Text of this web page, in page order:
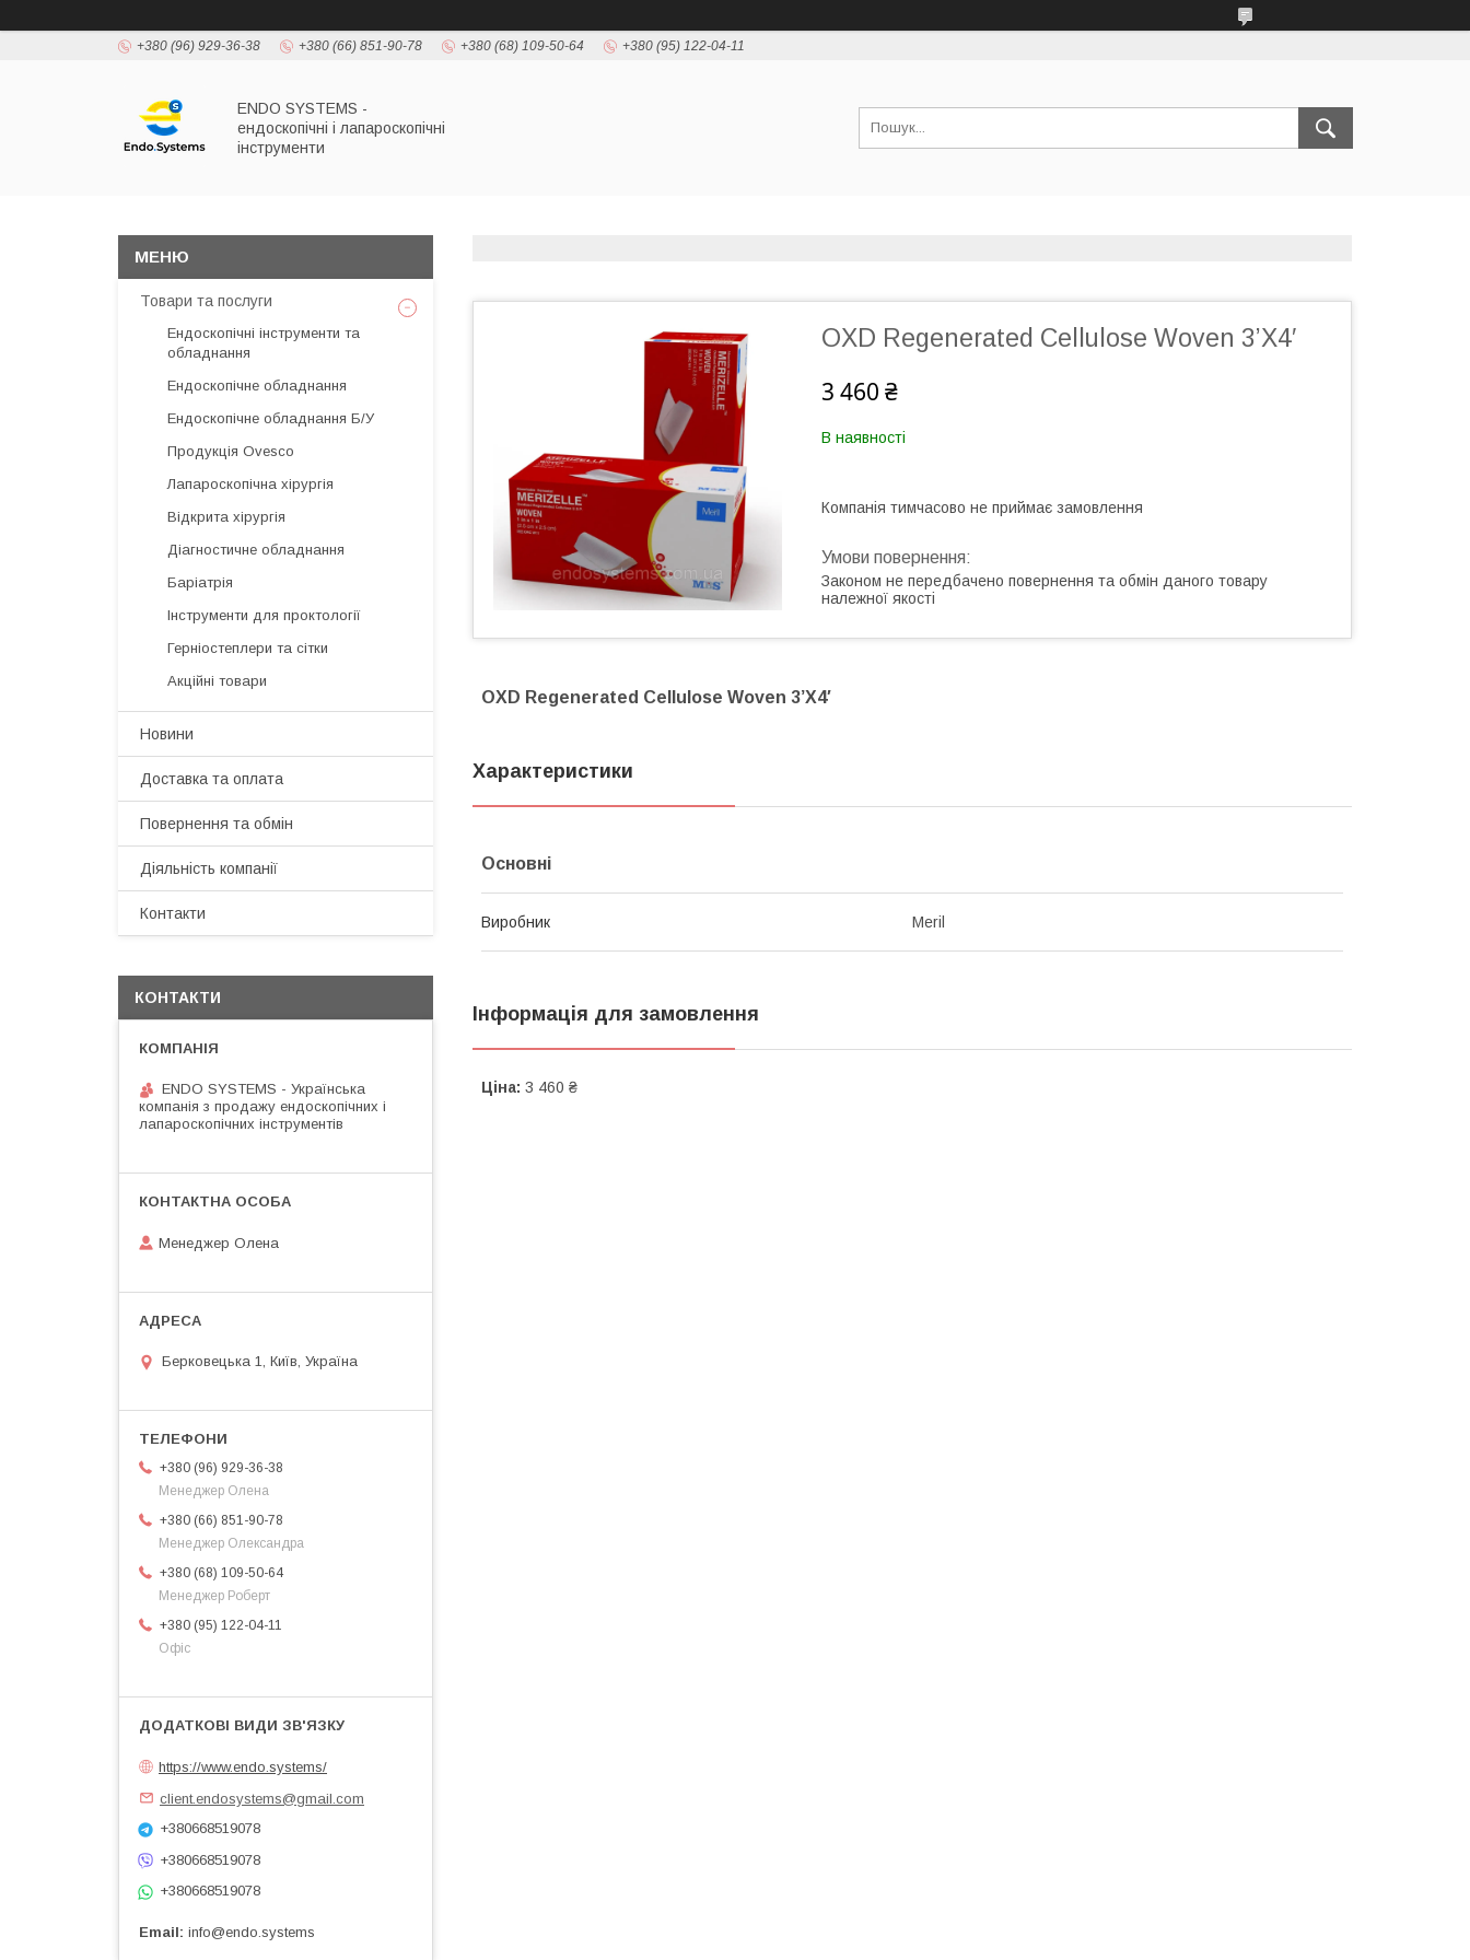
+380 (96) 929-36-38 +380 (66) 851-90-78 +380 (68) 109-50-64 +380 (95) 122-04-11
ENDO SYSTEMS -
ендоскопічні і лапароскопічні
інструменти
OXD Regenerated Cellulose Woven 3’X4′
3 460 ₴
В наявності
Компанія тимчасово не приймає замовлення
Законом не передбачено повернення та обмін даного товару
належної якості
OXD Regenerated Cellulose Woven 3’X4′
Характеристики
Основні
Виробник Meril
Інформація для замовлення
Ціна: 3 460 ₴
Товари та послуги
Ендоскопічні інструменти та
обладнання
Ендоскопічне обладнання
Ендоскопічне обладнання Б/У
Продукція Ovesco
Лапароскопічна хірургія
Відкрита хірургія
Діагностичне обладнання
Баріатрія
Інструменти для проктології
Герніостеплери та сітки
Акційні товари
Новини
Доставка та оплата
Повернення та обмін
Діяльність компанії
Контакти
КОНТАКТИ
ENDO SYSTEMS - Українська
компанія з продажу ендоскопічних і
лапароскопічних інструментів
Менеджер Олена
Берковецька 1, Київ, Україна
+380 (96) 929-36-38
Менеджер Олена
+380 (66) 851-90-78
Менеджер Олександра
+380 (68) 109-50-64
Менеджер Роберт
+380 (95) 122-04-11
Офіс
https://www.endo.systems/
client.endosystems@gmail.com
+380668519078
+380668519078
+380668519078
Email info@endo.systems